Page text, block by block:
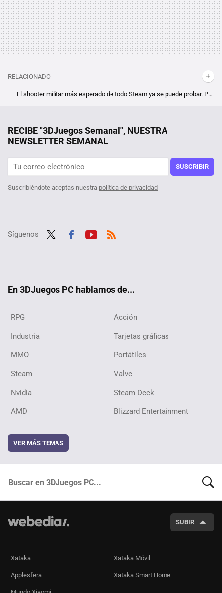
RELACIONADO
El shooter militar más esperado de todo Steam ya se puede probar. Por tiempo limitado, ya está disponible la demo de Delta Force
Un usuario descubre que su octogenaria tía ha pasado casi tanto tiempo en Steam como él, y además es jugadora ''hardcore'' de sus títulos favoritos
RECIBE "3DJuegos Semanal", NUESTRA
NEWSLETTER SEMANAL
SUSCRIBIR
Suscribiéndote aceptas nuestra política de privacidad
Síguenos
En 3DJuegos PC hablamos de...
RPG Acción
Industria Tarjetas gráficas
MMO Portátiles
Steam Valve
Nvidia Steam Deck
AMD Blizzard Entertainment
VER MÁS TEMAS
SUBIR
Xataka Xataka Móvil
Applesfera Xataka Smart Home